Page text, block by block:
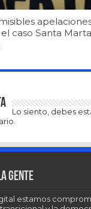
caso Santa Marta
Lo siento, debes
gente
estamos